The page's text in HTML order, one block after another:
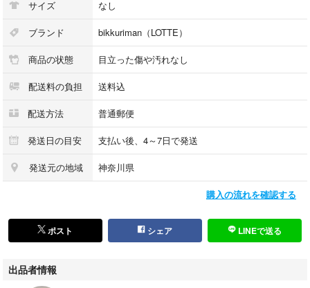
サイズ なし
ブランド bikkuriman（LOTTE）
商品の状態 目立った傷や汚れなし
配送料の負担 送料込
配送方法 普通郵便
発送日の目安 支払い後、4～7日で発送
発送元の地域 神奈川県
購入の流れを確認する
ポスト シェア LINEで送る
出品者情報